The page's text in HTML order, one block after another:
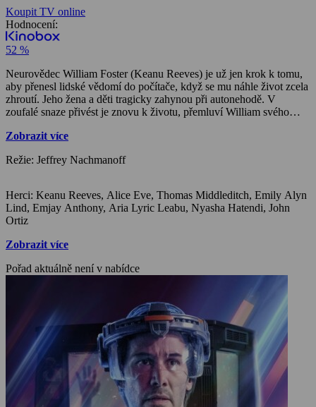
Koupit TV online
Hodnocení:
52 %
Neurovědec William Foster (Keanu Reeves) je už jen krok k tomu,
aby přenesl lidské vědomí do počítače, když se mu náhle život zcela
zhroutí. Jeho žena a děti tragicky zahynou při autonehodě. V
zoufalé snaze přivést je znovu k životu, přemluví William svého
vytvořili dokonalé repliky. William ovšem záhy čelí Sophiině
Všichni čtyři totiž naklonovaní být nemohou…
Zobrazit více
Režie: Jeffrey Nachmanoff
Herci: Keanu Reeves, Alice Eve, Thomas Middleditch, Emily Alyn
Lind, Emjay Anthony, Aria Lyric Leabu, Nyasha Hatendi, John
Ortiz
Zobrazit více
Pořad aktuálně není v nabídce